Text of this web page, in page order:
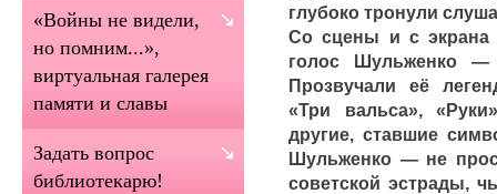
глубоко тронули
Со сцены и с экрана
голос Шульженко —
Прозвучали её
«Три вальса»,
другие, ставшие
Шульженко — не
советской эстрады,
«Войны не видели,
но помним...»,
виртуальная галерея
памяти и славы
Задать вопрос
библиотекарю!